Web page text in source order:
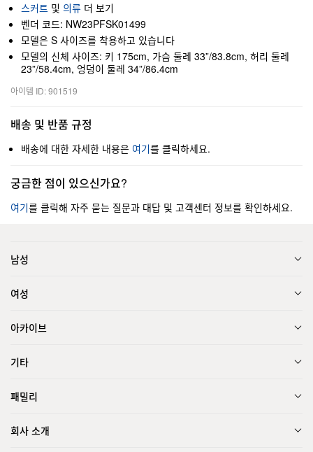
스커트 및 의류 더 보기
벤더 코드: NW23PFSK01499
모델은 S 사이즈를 착용하고 있습니다
모델의 신체 사이즈: 키 175cm, 가슴 둘레 33”/83.8cm, 허리 둘레
23”/58.4cm, 엉덩이 둘레 34”/86.4cm
아이템 ID: 901519
배송 및 반품 규정
배송에 대한 자세한 내용은 여기를 클릭하세요.
궁금한 점이 있으신가요?
여기를 클릭해 자주 묻는 질문과 대답 및 고객센터 정보를 확인하세요.
남성
여성
아카이브
기타
패밀리
회사 소개